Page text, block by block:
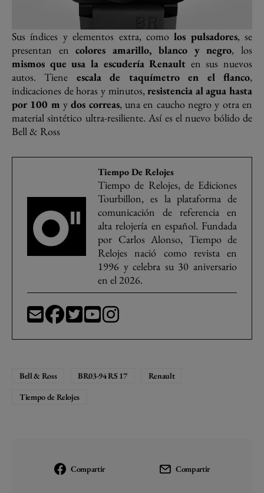
Sus índices y elementos extra, comolos pulsadores, se
presentan encolores amarillo, blanco y negro, los
mismos que usa la escudería Renault en sus nuevos
autos. Tiene escala de taquímetro en el flanco,
indicaciones de horas y minutos,resistencia al agua hasta
por 100 m ydos correas, una en caucho negro y otra en
material sintético ultra-resiliente. Así es el nuevo bólido de
Bell & Ross
Tiempo De Relojes
Tiempo de Relojes, de Ediciones
Tourbillon, es la plataforma de
comunicación de referencia en
alta relojería en español. Fundada
por Carlos Alonso, Tiempo de
Relojes nació como revista en
1996 y celebra su 30 aniversario
en el 2026.
Bell & Ross BR03-94 RS 17
Renault
Tiempo de Relojes
Compartir Compartir